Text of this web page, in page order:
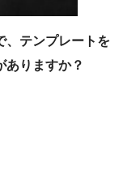
テンプレートを
ありますか？